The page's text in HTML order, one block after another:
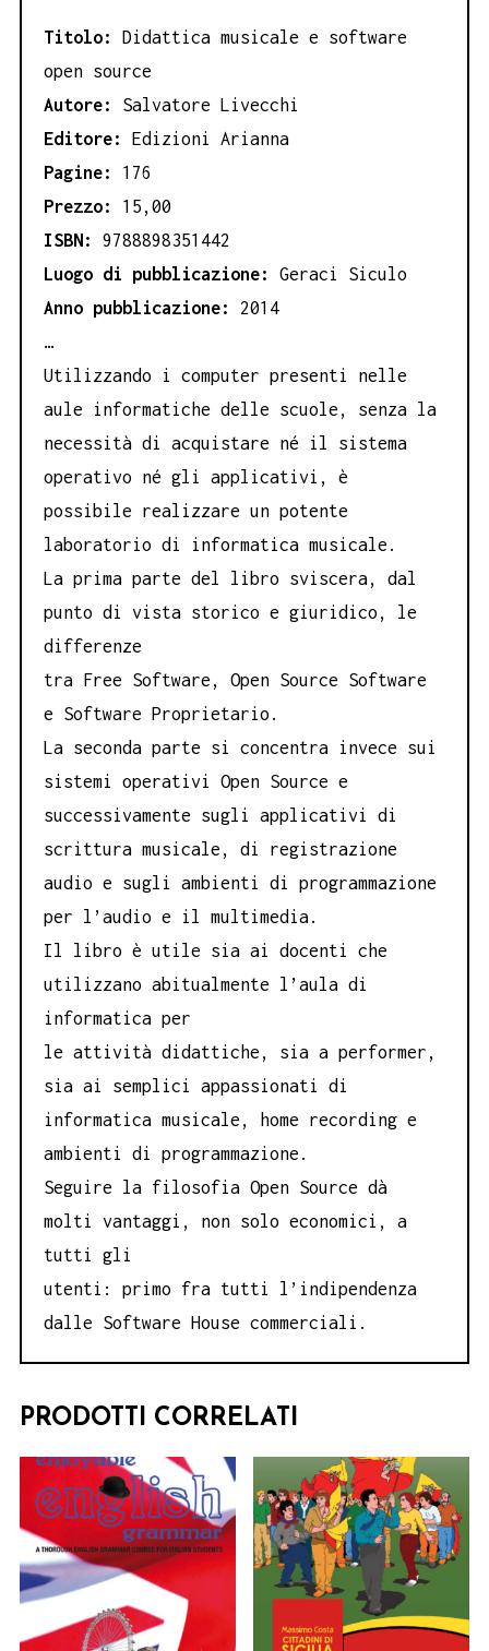
Titolo: Didattica musicale e software
open source
Autore: Salvatore Livecchi
Editore: Edizioni Arianna
Pagine: 176
Prezzo: 15,00
ISBN: 9788898351442
Luogo di pubblicazione: Geraci Siculo
Anno pubblicazione: 2014
…
Utilizzando i computer presenti nelle
aule informatiche delle scuole, senza la
necessità di acquistare né il sistema
operativo né gli applicativi, è
possibile realizzare un potente
laboratorio di informatica musicale.
La prima parte del libro sviscera, dal
punto di vista storico e giuridico, le
differenze
tra Free Software, Open Source Software
e Software Proprietario.
La seconda parte si concentra invece sui
sistemi operativi Open Source e
successivamente sugli applicativi di
scrittura musicale, di registrazione
audio e sugli ambienti di programmazione
per l’audio e il multimedia.
Il libro è utile sia ai docenti che
utilizzano abitualmente l’aula di
informatica per
le attività didattiche, sia a performer,
sia ai semplici appassionati di
informatica musicale, home recording e
ambienti di programmazione.
Seguire la filosofia Open Source dà
molti vantaggi, non solo economici, a
tutti gli
utenti: primo fra tutti l’indipendenza
dalle Software House commerciali.
PRODOTTI CORRELATI